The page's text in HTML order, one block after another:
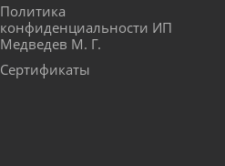
Политика
конфиденциальности ИП
Медведев М. Г.
Сертификаты